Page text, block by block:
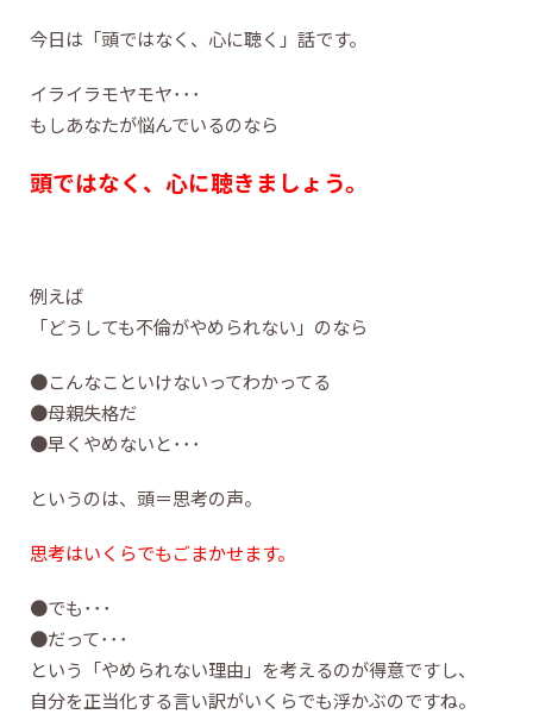
今日は「頭ではなく、心に聴く」話です。
イライラモヤモヤ･･･
もしあなたが悩んでいるのなら
頭ではなく、心に聴きましょう。
例えば
「どうしても不倫がやめられない」のなら
●こんなこといけないってわかってる
●母親失格だ
●早くやめないと･･･
というのは、頭＝思考の声。
思考はいくらでもごまかせます。
●でも･･･
●だって･･･
という「やめられない理由」を考えるのが得意ですし、
自分を正当化する言い訳がいくらでも浮かぶのですね。